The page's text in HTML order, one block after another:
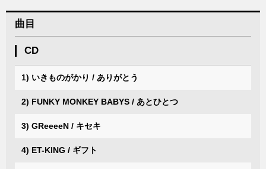
曲目
CD
1) いきものがかり / ありがとう
2) FUNKY MONKEY BABYS / あとひとつ
3) GReeeeN / キセキ
4) ET-KING / ギフト